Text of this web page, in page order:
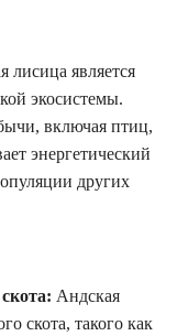
лисица является
экосистемы.
включая птиц,
энергетический
других
Андская
скота, такого как